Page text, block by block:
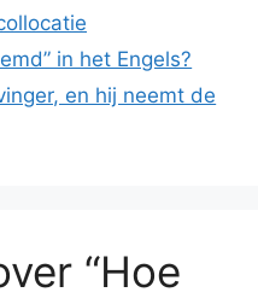
in het Engels?
en hij neemt de
“Hoe